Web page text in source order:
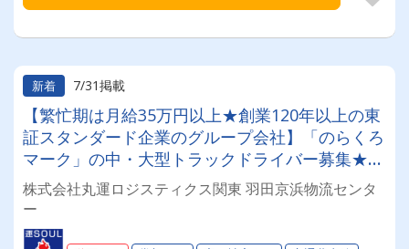
新着 7/31掲載
【繁忙期は月給35万円以上★創業120年以上の東
証スタンダード企業のグループ会社】「のらくろ
マーク」の中・大型トラックドライバー募集★勤
務時間は朝8～17時まで！安心の正社員雇用
★【経験者求む！未経験応相談！20～50代活躍
中！賞与年2回】
株式会社丸運ロジスティクス関東 羽田京浜物流センタ
ー